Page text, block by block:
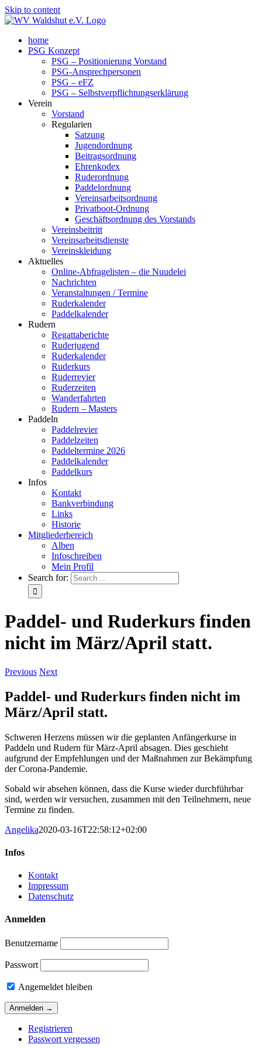
Skip to content
home
PSG Konzept
PSG – Positionierung Vorstand
PSG-Ansprechpersonen
PSG – eFZ
PSG – Selbstverpflichtungserklärung
Verein
Vorstand
Regularien
Satzung
Jugendordnung
Beitragsordnung
Ehrenkodex
Ruderordnung
Paddelordnung
Vereinsarbeitsordnung
Privatboot-Ordnung
Geschäftsordnung des Vorstands
Vereinsbeitritt
Vereinsarbeitsdienste
Vereinskleidung
Aktuelles
Online-Abfragelisten – die Nuudelei
Nachrichten
Veranstaltungen / Termine
Ruderkalender
Paddelkalender
Rudern
Regattaberichte
Ruderjugend
Ruderkalender
Ruderkurs
Ruderrevier
Ruderzeiten
Wanderfahrten
Rudern – Masters
Paddeln
Paddelrevier
Paddelzeiten
Paddeltermine 2026
Paddelkalender
Paddelkurs
Infos
Kontakt
Bankverbindung
Links
Historie
Mitgliederbereich
Alben
Infoschreiben
Mein Profil
Search for:
Paddel- und Ruderkurs finden
nicht im März/April statt.
Previous Next
Paddel- und Ruderkurs finden nicht im
März/April statt.
Schweren Herzens müssen wir die geplanten Anfängerkurse in
Paddeln und Rudern für März-April absagen. Dies geschieht
aufgrund der Empfehlungen und der Maßnahmen zur Bekämpfung
der Corona-Pandemie.
Sobald wir absehen können, dass die Kurse wieder durchführbar
sind, werden wir versuchen, zusammen mit den Teilnehmern, neue
Termine zu finden.
Angelika2020-03-16T22:58:12+02:00
Infos
Kontakt
Impressum
Datenschutz
Anmelden
Benutzername
Passwort
Angemeldet bleiben
Registrieren
Passwort vergessen